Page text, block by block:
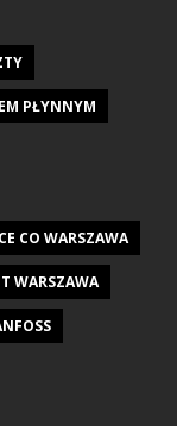
PŁYNNYM
CO WARSZAWA
WARSZAWA